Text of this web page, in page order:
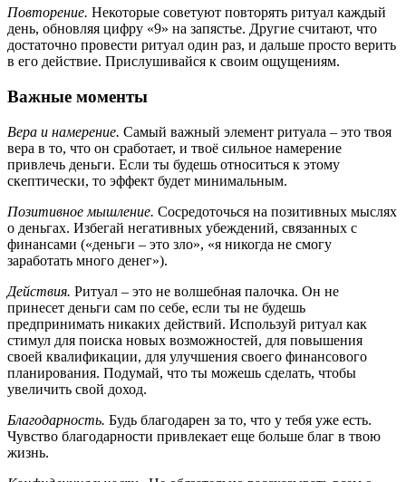
Повторение. Некоторые советуют повторять ритуал каждый
день, обновляя цифру «9» на запястье. Другие считают, что
достаточно провести ритуал один раз, и дальше просто верить
в его действие. Прислушивайся к своим ощущениям.
Важные моменты
Вера и намерение. Самый важный элемент ритуала – это твоя
вера в то, что он сработает, и твоё сильное намерение
привлечь деньги. Если ты будешь относиться к этому
скептически, то эффект будет минимальным.
Позитивное мышление. Сосредоточься на позитивных мыслях
о деньгах. Избегай негативных убеждений, связанных с
финансами («деньги – это зло», «я никогда не смогу
заработать много денег»).
Действия. Ритуал – это не волшебная палочка. Он не
принесет деньги сам по себе, если ты не будешь
предпринимать никаких действий. Используй ритуал как
стимул для поиска новых возможностей, для повышения
своей квалификации, для улучшения своего финансового
планирования. Подумай, что ты можешь сделать, чтобы
увеличить свой доход.
Благодарность. Будь благодарен за то, что у тебя уже есть.
Чувство благодарности привлекает еще больше благ в твою
жизнь.